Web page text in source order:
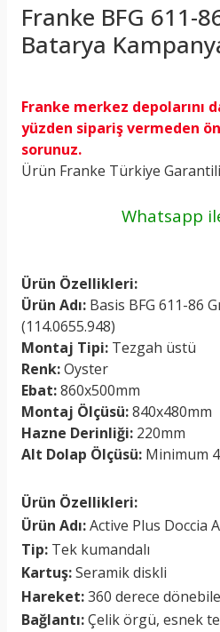
Franke BFG 611-
Batarya
Franke merkez depolarını
yüzden sipariş vermeden
sorunuz.
Ürün Franke Türkiye
Whatsapp
Ürün Özellikleri:
Ürün Adı: Basis BFG 611-86
(114.0655.948)
Montaj Tipi: Tezgah üstü
Renk:Oyster
Ebat:860x500mm
Montaj Ölçüsü:840x480mm
Hazne Derinliği: 220mm
Alt Dolap Ölçüsü: Minimum
Ürün Özellikleri:
Ürün Adı:Active Plus Doccia
Tip: Tek kumandalı
Kartuş:Seramik diskli
Hareket:360 derece
Bağlantı:Çelik örgü, esnek